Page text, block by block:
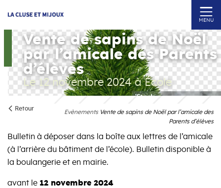
MENU
Vente de sapins de Noël
par l’amicale des Parents
d’élèves
Le 12 novembre 2024à Ecole
Retour
Evènements Vente de sapins de Noël par l’amicale des
Parents d’élèves
Bulletin à déposer dans la boîte aux lettres de l’amicale
(à l’arrière du bâtiment de l’école). Bulletin disponible à
la boulangerie et en mairie.
avant le 12 novembre 2024